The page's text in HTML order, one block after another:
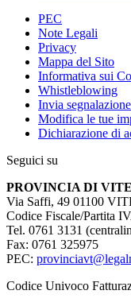
PEC
Note Legali
Privacy
Mappa del Sito
Informativa sui
Whistleblowing
Invia
Modifica le tue
Dichiarazione di
Seguici su
PROVINCIA DI
Via Saffi, 49 01100
Codice Fiscale/Partita
Tel. 0761 3131
Fax: 0761 325975
PEC:
Codice Univoco